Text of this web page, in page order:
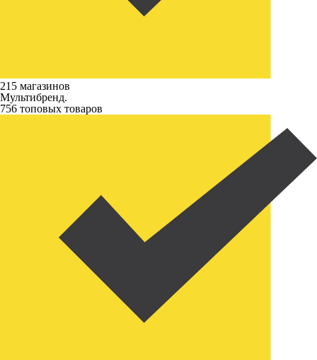
215 магазинов
Мультибренд.
756 топовых товаров